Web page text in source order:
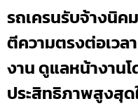
รถเครนรับจ้างนิค
ตีความตรงต่อเว
งาน ดูแลหน้างาน
ประสิทธิภาพสูงสุด